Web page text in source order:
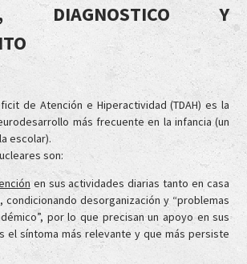
DIAGNOSTICO Y
de Atención e Hiperactividad (TDAH) es la
más frecuente en la infancia (un
escolar).
son:
en sus actividades diarias tanto en casa
condicionando desorganización y “problemas
por lo que precisan un apoyo en sus
el síntoma más relevante y que más persiste